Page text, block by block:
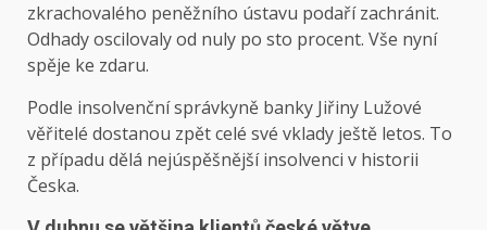
zkrachovalého peněžního ústavu podaří zachránit.
Odhady oscilovaly od nuly po sto procent. Vše nyní
spěje ke zdaru.
Podle insolvenční správkyně banky Jiřiny Lužové
věřitelé dostanou zpět celé své vklady ještě letos. To
z případu dělá nejúspěšnější insolvenci v historii
Česka.